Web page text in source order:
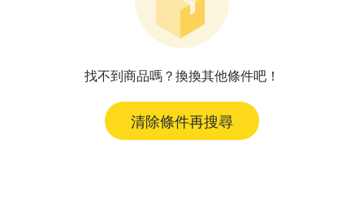
找不到商品嗎？換換其他條件吧！
清除條件再搜尋